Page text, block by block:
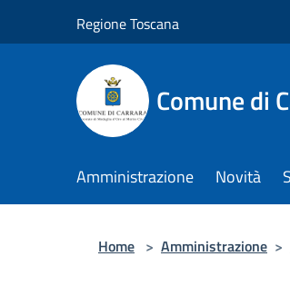
Regione Toscana
Comune di
Amministrazione Novità
Home > Amministrazione >